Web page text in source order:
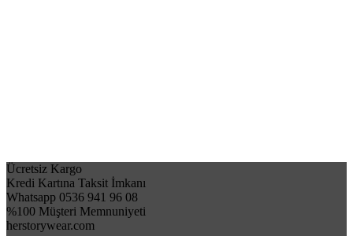
Ücretsiz Kargo
Kredi Kartına Taksit İmkanı
Whatsapp 0536 941 96 08
%100 Müşteri Memnuniyeti
herstorywear.com